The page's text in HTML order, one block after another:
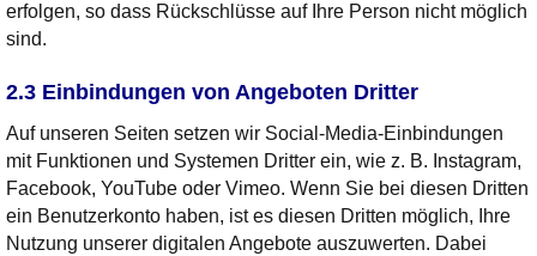
erfolgen, so dass Rückschlüsse auf Ihre Person nicht möglich
sind.
2.3 Einbindungen von Angeboten Dritter
Auf unseren Seiten setzen wir Social-Media-Einbindungen
mit Funktionen und Systemen Dritter ein, wie z. B. Instagram,
Facebook, YouTube oder Vimeo. Wenn Sie bei diesen Dritten
ein Benutzerkonto haben, ist es diesen Dritten möglich, Ihre
Nutzung unserer digitalen Angebote auszuwerten. Dabei